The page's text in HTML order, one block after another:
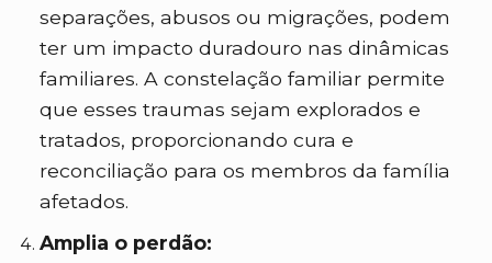
separações, abusos ou migrações, podem
ter um impacto duradouro nas dinâmicas
familiares. A constelação familiar permite
que esses traumas sejam explorados e
tratados, proporcionando cura e
reconciliação para os membros da família
afetados.
Amplia o perdão: